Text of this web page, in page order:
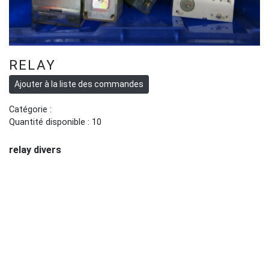
RELAY
Catégorie :
Quantité disponible : 10
relay divers